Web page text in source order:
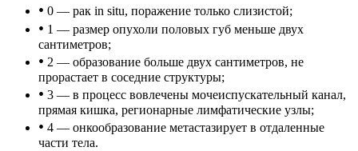
• 0 — рак in situ, поражение только слизистой;
• 1 — размер опухоли половых губ меньше двух
сантиметров;
• 2 — образование больше двух сантиметров, не
прорастает в соседние структуры;
• 3 — в процесс вовлечены мочеиспускательный канал,
прямая кишка, регионарные лимфатические узлы;
• 4 — онкообразование метастазирует в отдаленные
части тела.